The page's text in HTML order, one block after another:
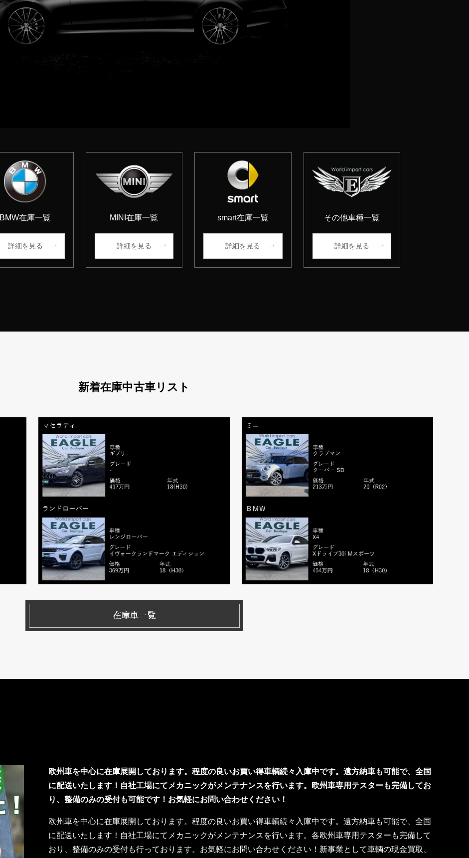
BMW在庫一覧
詳細を見る
MINI在庫一覧
詳細を見る
smart在庫一覧
詳細を見る
その他車種一覧
詳細を見る
新着在庫中古車リスト
欧州車を中心に在庫展開しております。程度の良いお買い得車輌続々入庫中です。遠方納車も可能で、全国
に配送いたします！自社工場にてメカニックがメンテナンスを行います。欧州車専用テスターも完備してお
り、整備のみの受付も可能です！お気軽にお問い合わせください！
欧州車を中心に在庫展開しております。程度の良いお買い得車輌続々入庫中です。遠方納車も可能で、全国
に配送いたします！自社工場にてメカニックがメンテナンスを行います。各欧州車専用テスターも完備して
おり、整備のみの受付も行っております。お気軽にお問い合わせください！新事業として車輌の現金買取、